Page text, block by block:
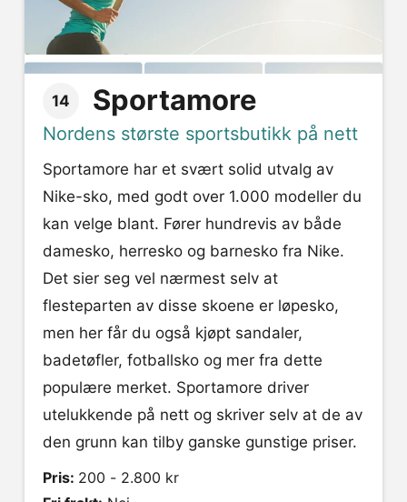
14 Sportamore
Nordens største sportsbutikk på nett
Sportamore har et svært solid utvalg av
Nike-sko, med godt over 1.000 modeller du
kan velge blant. Fører hundrevis av både
damesko, herresko og barnesko fra Nike.
Det sier seg vel nærmest selv at
flesteparten av disse skoene er løpesko,
men her får du også kjøpt sandaler,
badetøfler, fotballsko og mer fra dette
populære merket. Sportamore driver
utelukkende på nett og skriver selv at de av
den grunn kan tilby ganske gunstige priser.
Pris: 200 - 2.800 kr